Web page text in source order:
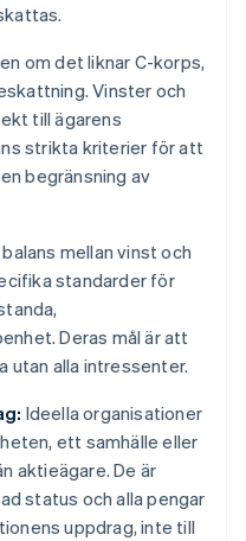
om det liknar C-korps,
Vinster och
till ägarens
strikta kriterier för att
begränsning av
balans mellan vinst och
standarder för
Deras mål är att
utan alla intressenter.
Ideella organisationer
ett samhälle eller
aktieägare. De är
status och alla pengar
uppdrag, inte till